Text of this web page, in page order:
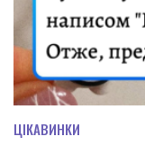
ЦІКАВИНКИ